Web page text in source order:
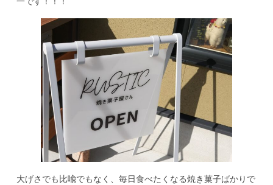
大げさでも比喩でもなく、毎日食べたくなる焼き菓子ばかりで